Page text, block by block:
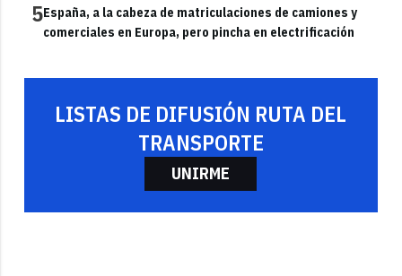
5España, a la cabeza de matriculaciones de camiones y
comerciales en Europa, pero pincha en electrificación
LISTAS DE DIFUSIÓN RUTA DEL
TRANSPORTE
UNIRME